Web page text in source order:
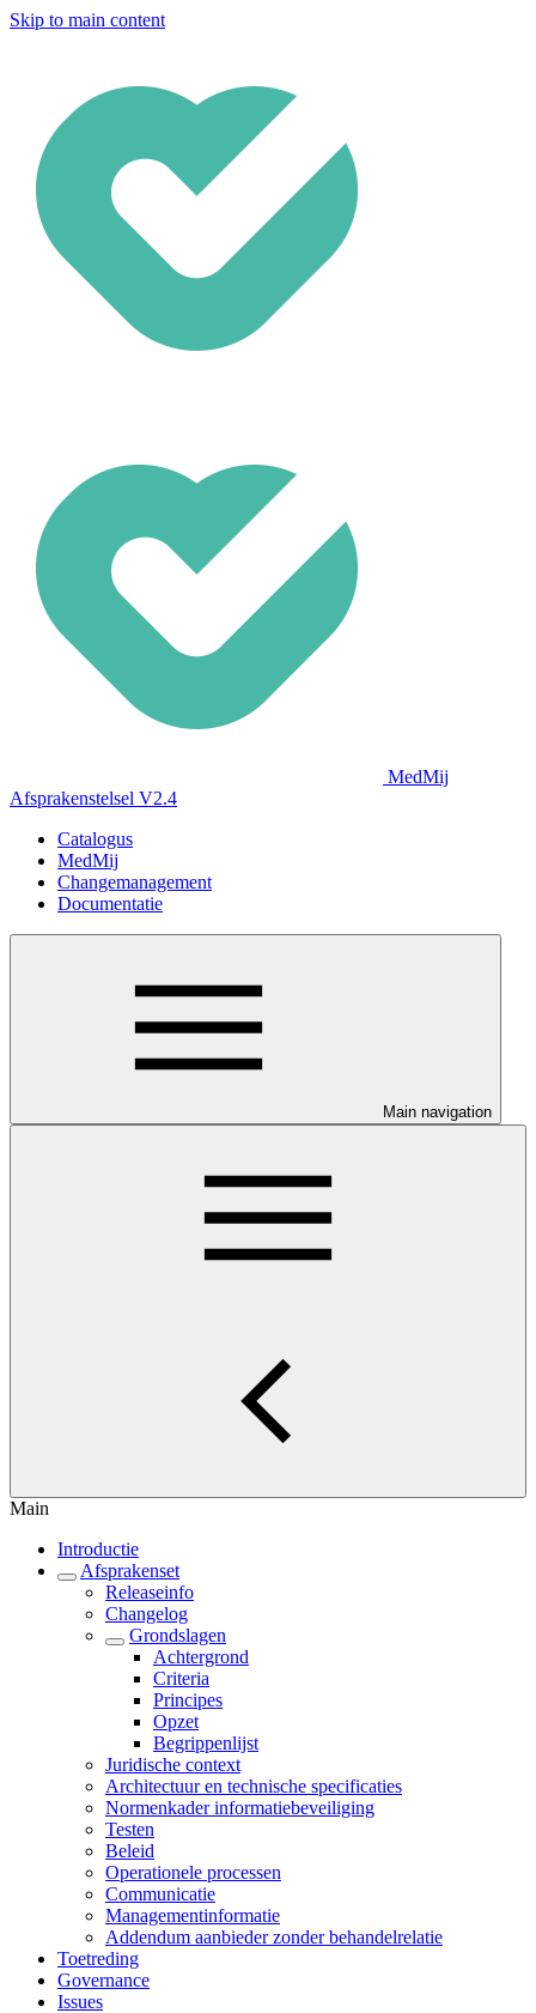
Skip to main content
MedMij
Afsprakenstelsel V2.4
Catalogus
MedMij
Changemanagement
Documentatie
Main navigation
Main
Introductie
Afsprakenset
Releaseinfo
Changelog
Grondslagen
Achtergrond
Criteria
Principes
Opzet
Begrippenlijst
Juridische context
Architectuur en technische specificaties
Normenkader informatiebeveiliging
Testen
Beleid
Operationele processen
Communicatie
Managementinformatie
Addendum aanbieder zonder behandelrelatie
Toetreding
Governance
Issues